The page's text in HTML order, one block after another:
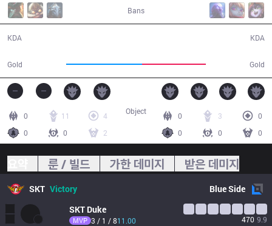
Bans
KDA
Gold Gold
KDA
0 11
4
0
0 2
0 3
0
0
0 0
Object
룬 / 빌드 가한 데미지 받은 데미지
SKT Victory BlueSide
SKT Duke
MVP 3 / 1 / 811.00 470 9.9